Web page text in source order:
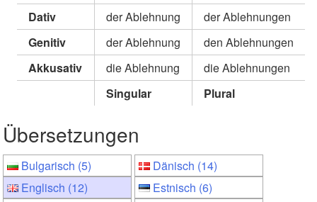
Dativ
der Ablehnung
der Ablehnungen
Genitiv
der Ablehnung
den Ablehnungen
Akkusativ
die Ablehnung
die Ablehnungen
Singular
Plural
Übersetzungen
Bulgarisch (5)
Dänisch (14)
Englisch (12)
Estnisch (6)